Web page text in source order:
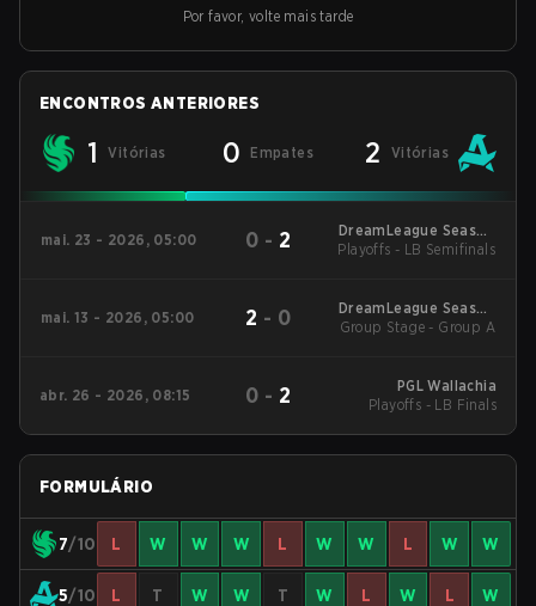
Por favor, volte mais tarde
ENCONTROS ANTERIORES
1 Vitórias 0 Empates 2 Vitórias
mai. 23 - 2026, 05:00 0 - 2
DreamLeague Season
29 2026
Playoffs - LB Semifinals
mai. 13 - 2026, 05:00 2 - 0
DreamLeague Season
29 2026
Group Stage - Group A
abr. 26 - 2026, 08:15 0 - 2
PGL Wallachia
Playoffs - LB Finals
FORMULÁRIO
7/10 L W W W L W W L W W
5/10 L T W W T W L W L W